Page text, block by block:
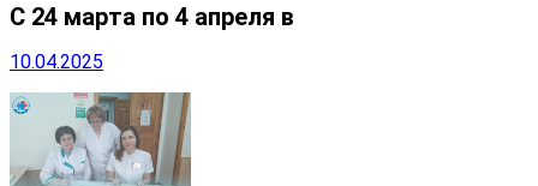
С 24 марта по 4 апреля в
10.04.2025